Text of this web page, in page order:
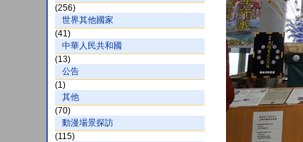
(256)
世界其他國家
(41)
中華人民共和國
(13)
公告
(1)
其他
(70)
動漫場景探訪
(115)